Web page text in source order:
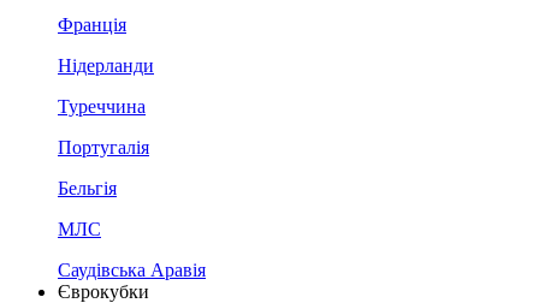
Франція
Нідерланди
Туреччина
Португалія
Бельгія
МЛС
Саудівська Аравія
Єврокубки